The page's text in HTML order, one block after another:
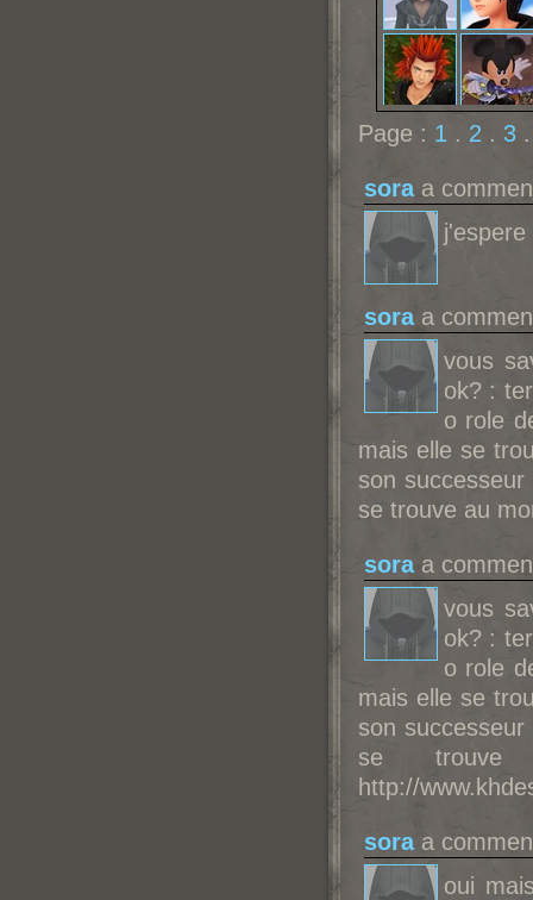
Page : 1 . 2 . 3
sora a
sora a
vous
ok? :
o role
mais elle se
son
se trouve au
sora a
vous
ok? :
o role
mais elle se
son
se trouve
http://
sora a
oui